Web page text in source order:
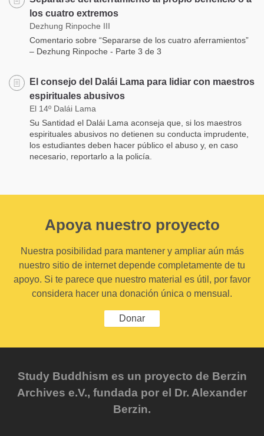
los cuatro extremos
Dezhung Rinpoche III
Comentario sobre “Separarse de los cuatro aferramientos”
– Dezhung Rinpoche - Parte 3 de 3
El consejo del Dalái Lama para lidiar con maestros
espirituales abusivos
El 14º Dalái Lama
Su Santidad el Dalái Lama aconseja que, si los maestros
espirituales abusivos no detienen su conducta imprudente,
los estudiantes deben hacer público el abuso y, en caso
necesario, reportarlo a la policía.
Apoya nuestro proyecto
Nuestra posibilidad para mantener y ampliar aún más
nuestro sitio de internet depende completamente de tu
apoyo. Si te parece que nuestro material es útil, por favor
considera hacer una donación única o mensual.
Donar
Study Buddhism es un proyecto de Berzin
Archives e.V., fundada por el Dr. Alexander
Berzin.